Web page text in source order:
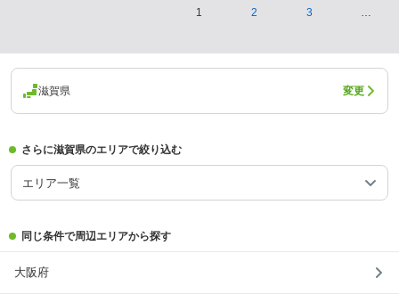
1 2 3 …
滋賀県 変更
さらに滋賀県のエリアで絞り込む
エリア一覧
同じ条件で周辺エリアから探す
大阪府